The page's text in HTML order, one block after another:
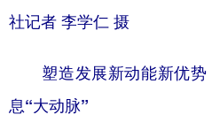
社记者 李学仁 摄
塑造发展新动能新优
息“大动脉”